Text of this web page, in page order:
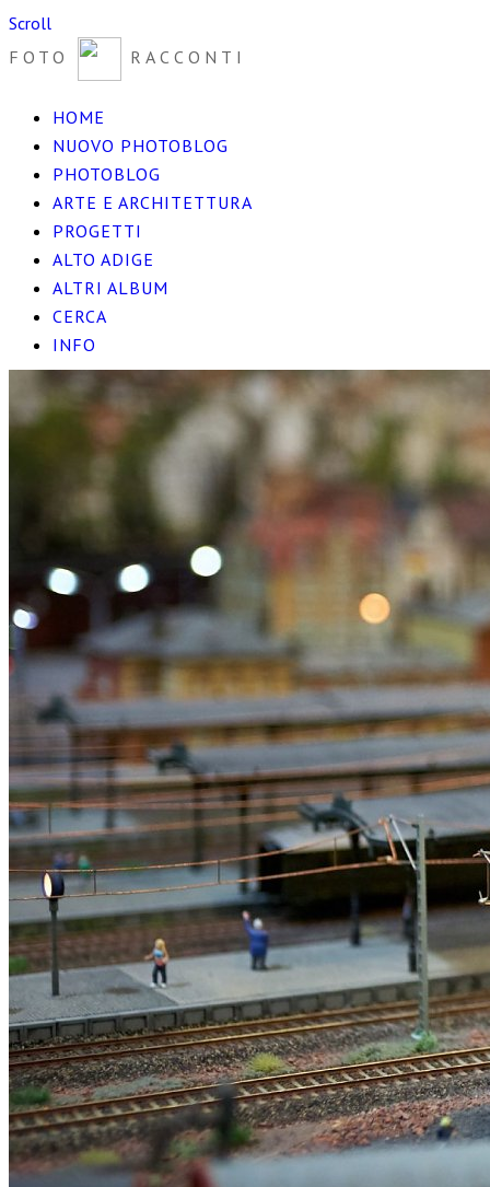
Scroll
FOTO
RACCONTI
HOME
NUOVO PHOTOBLOG
PHOTOBLOG
ARTE E ARCHITETTURA
PROGETTI
ALTO ADIGE
ALTRI ALBUM
CERCA
INFO